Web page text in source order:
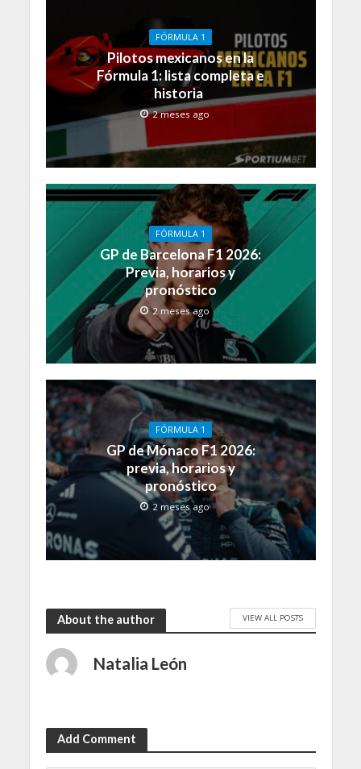
FÓRMULA 1
Pilotos mexicanos en la
Fórmula 1: lista completa e
historia
2 meses ago
FÓRMULA 1
GP de Barcelona F1 2026:
Previa, horarios y
pronóstico
2 meses ago
FÓRMULA 1
GP de Mónaco F1 2026:
previa, horarios y
pronóstico
2 meses ago
About the author VIEW ALL POSTS
Natalia León
Add Comment